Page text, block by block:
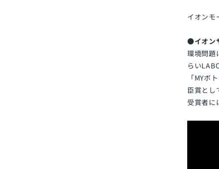
イオンモ
●イオン
環境問題
らい
「MYボ
臣賞とし
受賞者に